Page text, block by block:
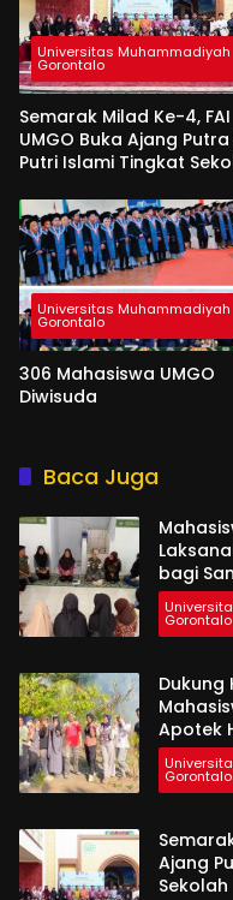
Universitas Muhammadiyah
Gorontalo
Semarak Milad Ke-4, FAI
UMGO Buka Ajang
Putri Islami Tingkat
Universitas Muhammadiyah
Gorontalo
306 Mahasiswa UMGO
Diwisuda
Baca Juga
bagi
Gorontalo
Dukung
Apotek
Gorontalo
Ajang
Sekolah